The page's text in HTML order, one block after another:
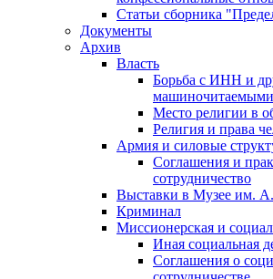
Статьи сборника
Документы
Архив
Власть
Борьба с ИНН и
Место религии в
Религия и права
Армия и силовые
Соглашения и
сотрудничество
Выставки в Музее им.
Криминал
Миссионерская и
Иная социальная
Соглашения о